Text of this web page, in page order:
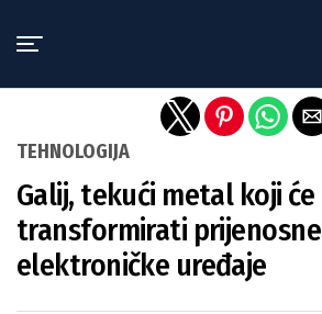
TEHNOLOGIJA
Galij, tekući metal koji će
transformirati prijenosne
elektroničke uređaje